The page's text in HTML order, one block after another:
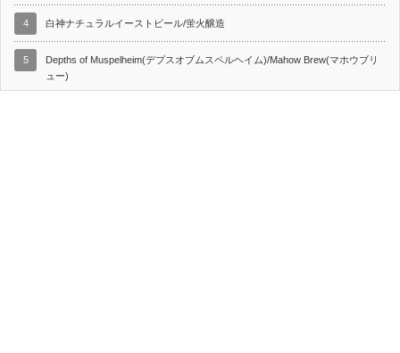
4 白神ナチュラルイーストビール/蛍火醸造
5
Depths of Muspelheim(デプスオブムスペルヘイム)/Mahow Brew(マホウブリ
ュー)